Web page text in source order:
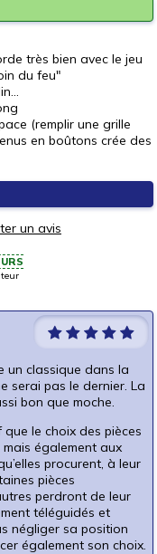
très bien avec le jeu
du feu"
(remplir une grille
en boûtons crée des
un avis
un classique dans la
serai pas le dernier. La
bon que moche.
que le choix des pièces
également aux
procurent, à leur
pièces
perdront de leur
téléguidés et
négliger sa position
également son choix.